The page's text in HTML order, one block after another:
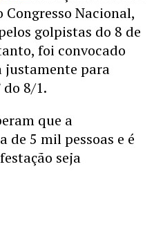
Nacional,
golpistas do 8 de
foi convocado
justamente para
do 8/1.
que a
de 5 mil pessoas e é
seja